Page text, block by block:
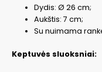
Dydis: Ø 26 cm;
Aukštis: 7 cm;
Su nuimama
Keptuvės sluoksniai: